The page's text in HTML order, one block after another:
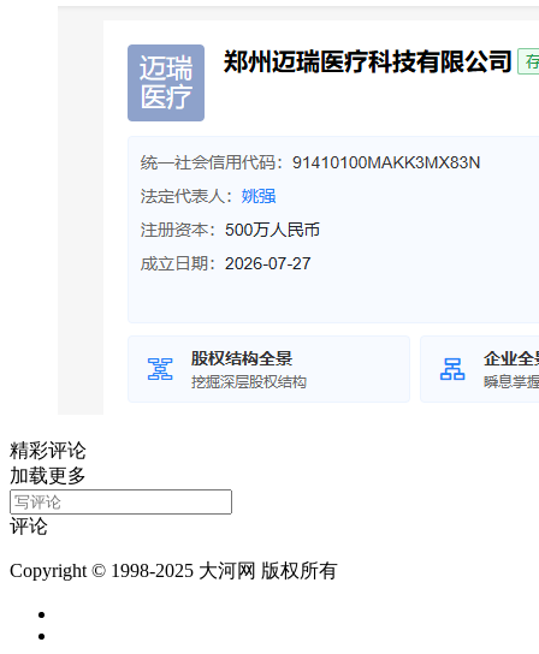
精彩评论
加载更多
评论
Copyright © 1998-2025 大河网 版权所有